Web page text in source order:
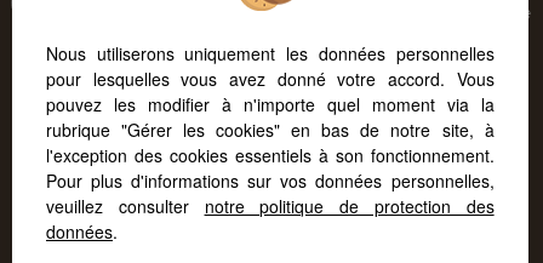
votre PC, votre tablette ou votre smartphone, notre site s'adapte
Logiciel immobilier Adapt Immo
Site internet immobilier
Référencement immobilier
Nous utiliserons uniquement les données personnelles
pour lesquelles vous avez donné votre accord. Vous
pouvez les modifier à n'importe quel moment via la
rubrique "Gérer les cookies" en bas de notre site, à
l'exception des cookies essentiels à son fonctionnement.
Pour plus d'informations sur vos données personnelles,
veuillez consulter notre politique de protection des
données.